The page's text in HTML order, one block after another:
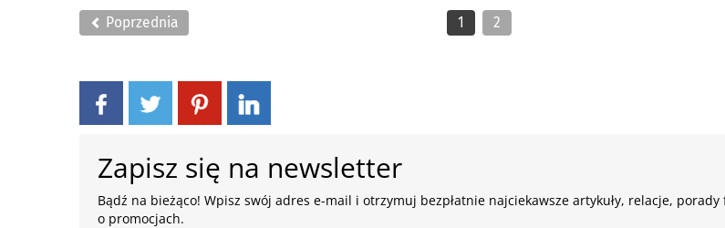
Poprzednia 1 2
Zapisz się na newsletter
Bądź na bieżąco! Wpisz swój adres e-mail i otrzymuj bezpłatnie najciekawsze artykuły, relacje,
o promocjach.